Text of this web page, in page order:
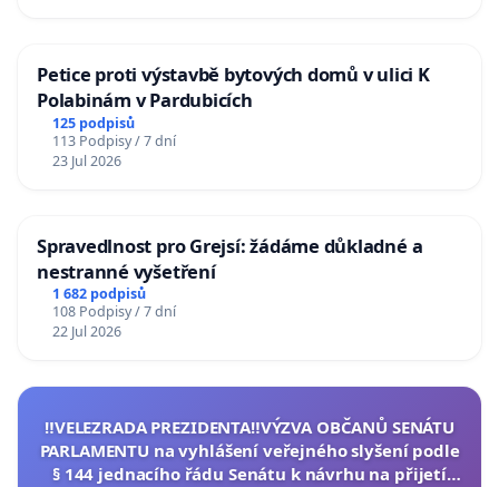
Petice proti výstavbě bytových domů v ulici K
Polabinám v Pardubicích
125 podpisů
113 Podpisy / 7 dní
23 Jul 2026
Spravedlnost pro Grejsí: žádáme důkladné a
nestranné vyšetření
1 682 podpisů
108 Podpisy / 7 dní
22 Jul 2026
‼️VELEZRADA PREZIDENTA‼️VÝZVA OBČANŮ SENÁTU
PARLAMENTU na vyhlášení veřejného slyšení podle
§ 144 jednacího řádu Senátu k návrhu na přijetí